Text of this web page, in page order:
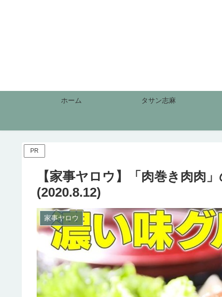
ホーム タサン志麻
PR
【家事ヤロウ】「肉巻き肉肉
(2020.8.12)
家事ヤロウ